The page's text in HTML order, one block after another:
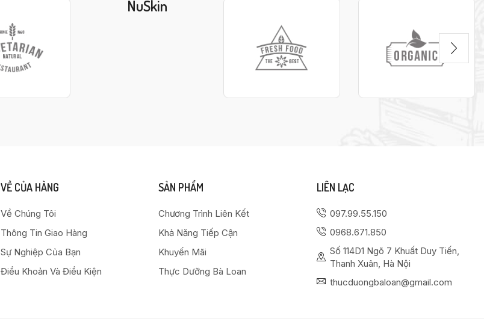
NuSkin
VỀ CỦA HÀNG
Về Chúng Tôi
Thông Tin Giao Hàng
Sự Nghiệp Của Bạn
Điều Khoản Và Điều Kiện
SẢN PHẨM
Chương Trình Liên Kết
Khả Năng Tiếp Cận
Khuyến Mãi
Thực Dưỡng Bà Loan
LIÊN LẠC
097.99.55.150
0968.671.850
Số 114D1 Ngõ 7 Khuất Duy Tiến,
Thanh Xuân, Hà Nội
thucduongbaloan@gmail.com